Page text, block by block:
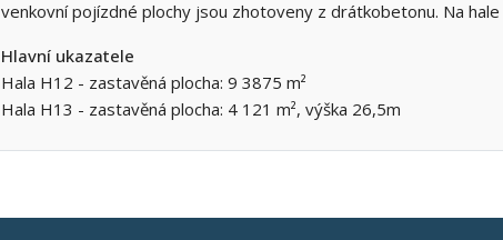
venkovní pojízdné plochy jsou zhotoveny z drátkobetonu. Na
Hlavní ukazatele
Hala H12 - zastavěná plocha: 9 3875 m²
Hala H13 - zastavěná plocha: 4 121 m², výška 26,5m